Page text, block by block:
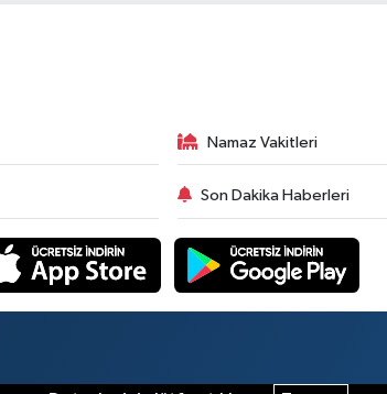
Namaz Vakitleri
Son Dakika Haberleri